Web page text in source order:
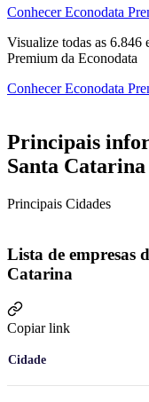
Conhecer Econodata
Visualize todas as 6.846
Premium da Econodata
Conhecer Econodata
Principais
Santa Catarina
Principais Cidades
Lista de empresas
Catarina
Copiar link
Cidade